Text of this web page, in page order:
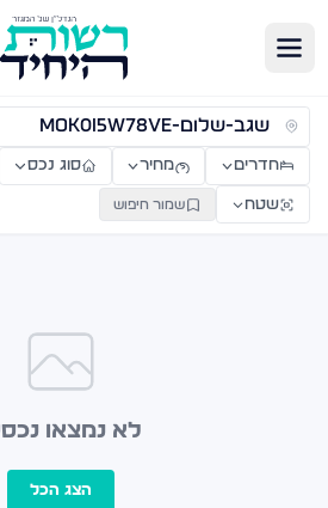
דירות למכירה ולהשכרה —
חדרים מחיר סוג נכס
שטח שמור חיפוש
לא נמצאו
הצג הכל